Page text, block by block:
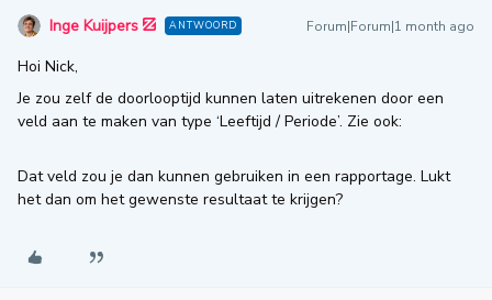
Inge Kuijpers ANTWOORD Forum|Forum|1 month ago
Hoi Nick,
Je zou zelf de doorlooptijd kunnen laten uitrekenen door een
veld aan te maken van type ‘Leeftijd / Periode’. Zie ook:
Dat veld zou je dan kunnen gebruiken in een rapportage. Lukt
het dan om het gewenste resultaat te krijgen?